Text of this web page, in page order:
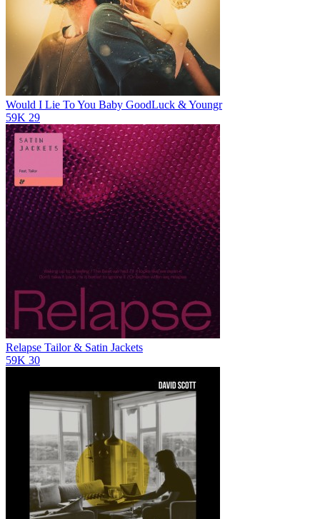
Would I Lie To You Baby GoodLuck & Youngr
59K 29
Relapse Tailor & Satin Jackets
59K 30